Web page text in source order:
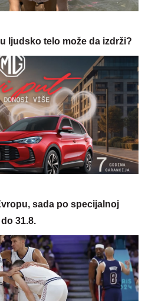
ljudsko telo može da izdrži?
sada po specijalnoj
31.8.